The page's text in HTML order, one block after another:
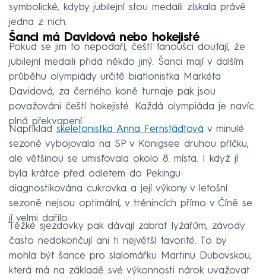
symbolické, kdyby jubilejní stou medaili získala právě
jedna z nich.
Šanci má Davidová nebo hokejisté
Pokud se jim to nepodaří, čeští fanoušci doufají, že
jubilejní medaili přidá někdo jiný. Šanci mají v dalším
průběhu olympiády určitě biatlonistka Markéta
Davidová, za černého koně turnaje pak jsou
považováni čeští hokejisté. Každá olympiáda je navíc
plná překvapení.
Například skeletonistka Anna Fernstädtová v minulé
sezoně vybojovala na SP v Königsee druhou příčku,
ale většinou se umisťovala okolo 8. místa. I když jí
byla krátce před odletem do Pekingu
diagnostikována cukrovka a její výkony v letošní
sezoně nejsou optimální, v trénincích přímo v Číně se
jí velmi dařilo.
Těžké sjezdovky pak dávají zabrat lyžařům, závody
často nedokončují ani ti největší favorité. To by
mohla být šance pro slalomářku Martinu Dubovskou,
která má na základě své výkonnosti nárok uvažovat